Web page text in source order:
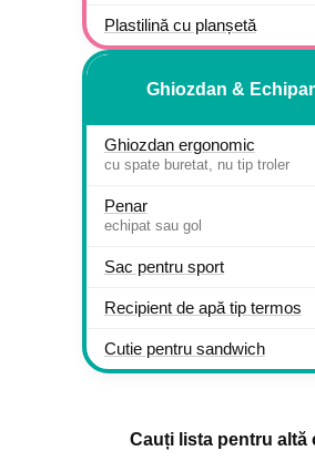
Plastilină cu planșetă
Ghiozdan &
Ghiozdan ergonomic
cu spate buretat, nu tip troler
Penar
echipat sau gol
Sac pentru sport
Recipient de apă tip termos
Cutie pentru sandwich
Cauți lista pentru altă